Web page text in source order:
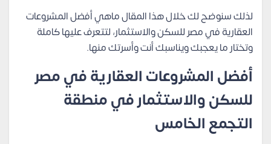
لذلك سنوضح لك خلال هذا المقال ماهي أفضل المشروعات
العقارية في مصر للسكن والاستثمار، لتتعرف عليها كاملة
وتختار ما يعجبك ويناسبك أنت وأسرتك منها.
أفضل المشروعات العقارية في مصر
للسكن والاستثمار في منطقة
التجمع الخامس